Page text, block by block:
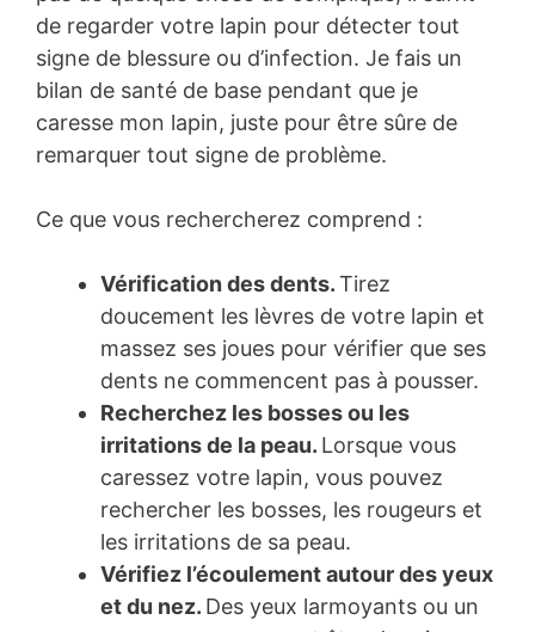
de regarder votre lapin pour détecter tout
signe de blessure ou d’infection. Je fais un
bilan de santé de base pendant que je
caresse mon lapin, juste pour être sûre de
remarquer tout signe de problème.
Ce que vous rechercherez comprend :
Vérification des dents.Tirez
doucement les lèvres de votre lapin et
massez ses joues pour vérifier que ses
dents ne commencent pas à pousser.
Recherchez les bosses ou les
irritations de la peau. Lorsque vous
caressez votre lapin, vous pouvez
rechercher les bosses, les rougeurs et
les irritations de sa peau.
Vérifiez l’écoulement autour des yeux
et du nez. Des yeux larmoyants ou un